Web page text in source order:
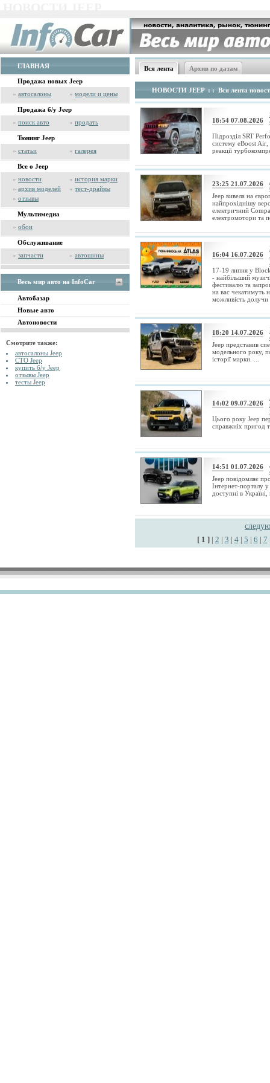
ГЛАВНАЯ
Продажа новых Jeep
» автосалоны » модели и цены
Продажа б/у Jeep
» поиск авто » продать
Тюнинг Jeep
» статьи » галерея
Все о Jeep
» новости » история марки
» архив моделей » тест-драйвы
» отзывы
Мультимедиа
» обои
Обслуживание
» запчасти » автошины
Весь мир авто на InfoCar
Автобазар
Новые авто
Автоновости
Смотрите также:
автосалоны Jeep
СТО Jeep
купить б/у Jeep
отзывы Jeep
тесты Jeep
Вся лента Архив по датам
НОВОСТИ JEEP: : Вся лента
18:54 07.08.2026
Підрозділ SRT
систему eBoost
реакції
23:25 21.07.2026
Jeep вивела на
найпрохіднішу
електричний
електромотори та
16:04 16.07.2026
17-19 липня у
- найбільший
фестивалю та
на вас чекатимуть
можливість долучи
18:20 14.07.2026
Jeep представив
модельного року,
історії марки. ...
14:02 09.07.2026
Цього року Jeep
справжніх пригод
14:51 01.07.2026
Jeep повідомляє
Інтернет-порталу
доступні в
[ 1 ]| 2 | 3 | 4| 5 | 6 | 7